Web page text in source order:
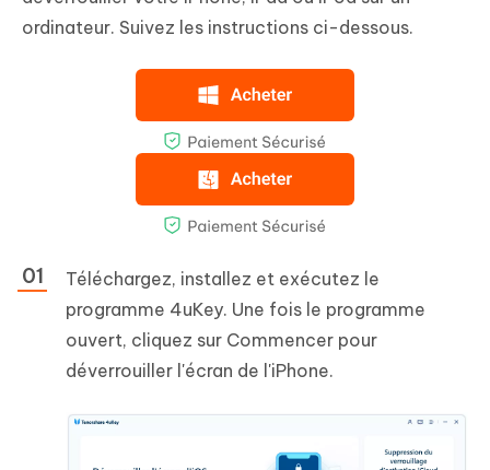
ordinateur. Suivez les instructions ci-dessous.
Téléchargez, installez et exécutez le
programme 4uKey. Une fois le programme
ouvert, cliquez sur Commencer pour
déverrouiller l'écran de l'iPhone.